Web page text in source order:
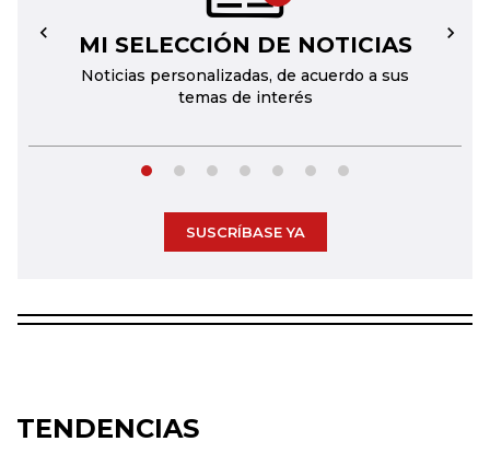
MI SELECCIÓN DE NOTICIAS
Noticias personalizadas, de acuerdo a sus
temas de interés
← →
SUSCRÍBASE YA
TENDENCIAS